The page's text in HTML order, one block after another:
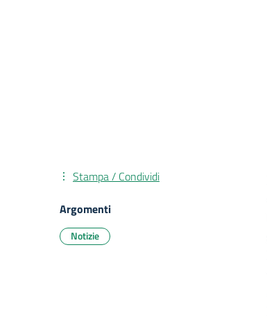
Stampa / Condividi
Argomenti
Notizie